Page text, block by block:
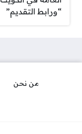
“ورابط التقديم”
من نحن